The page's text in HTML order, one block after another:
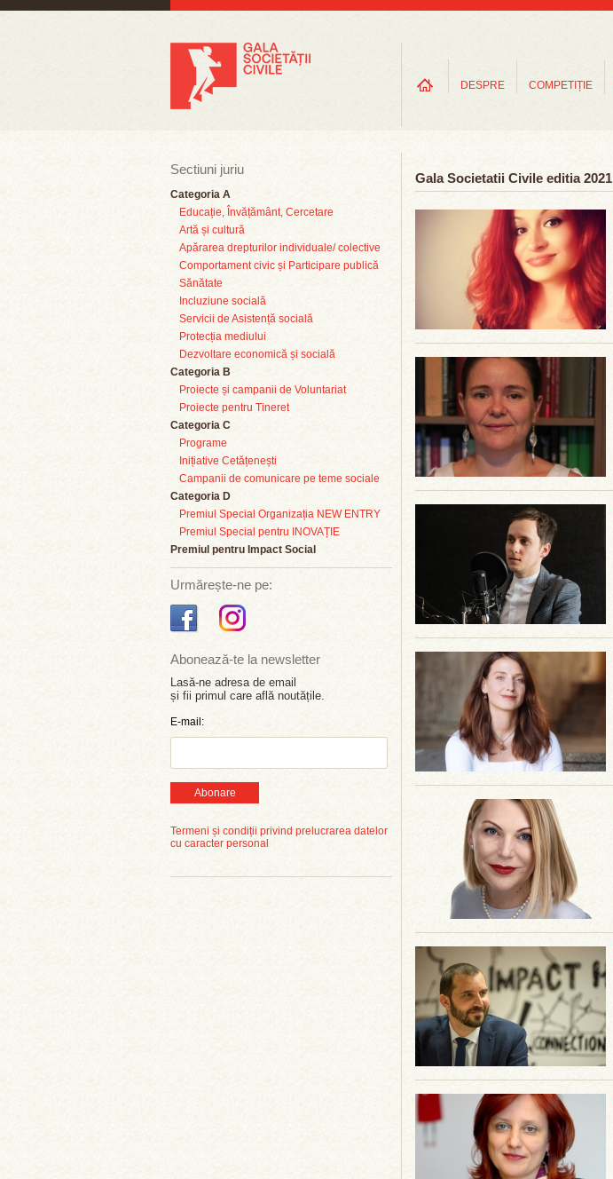
DESPRE COMPETIȚIE
Sectiuni juriu
Categoria A
Educație, Învățământ, Cercetare
Artă și cultură
Apărarea drepturilor individuale/ colective
Comportament civic și Participare publică
Sănătate
Incluziune socială
Servicii de Asistență socială
Protecția mediului
Dezvoltare economică și socială
Categoria B
Proiecte și campanii de Voluntariat
Proiecte pentru Tineret
Categoria C
Programe
Inițiative Cetățenești
Campanii de comunicare pe teme sociale
Categoria D
Premiul Special Organizația NEW ENTRY
Premiul Special pentru INOVAȚIE
Premiul pentru Impact Social
Urmărește-ne pe:
Abonează-te la newsletter
Lasă-ne adresa de email
și fii primul care află noutățile.
E-mail:
Abonare
Termeni și condiții privind prelucrarea datelor
cu caracter personal
Gala Societatii Civile editia 2021